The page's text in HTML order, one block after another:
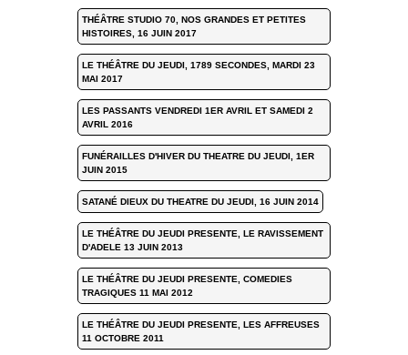
THÉÂTRE STUDIO 70, NOS GRANDES ET PETITES
HISTOIRES, 16 JUIN 2017
LE THÉÂTRE DU JEUDI, 1789 SECONDES, MARDI 23
MAI 2017
LES PASSANTS VENDREDI 1ER AVRIL ET SAMEDI 2
AVRIL 2016
FUNÉRAILLES D'HIVER DU THEATRE DU JEUDI, 1ER
JUIN 2015
SATANÉ DIEUX DU THEATRE DU JEUDI, 16 JUIN 2014
LE THÉÂTRE DU JEUDI PRESENTE, LE RAVISSEMENT
D'ADELE 13 JUIN 2013
LE THÉÂTRE DU JEUDI PRESENTE, COMEDIES
TRAGIQUES 11 MAI 2012
LE THÉÂTRE DU JEUDI PRESENTE, LES AFFREUSES
11 OCTOBRE 2011